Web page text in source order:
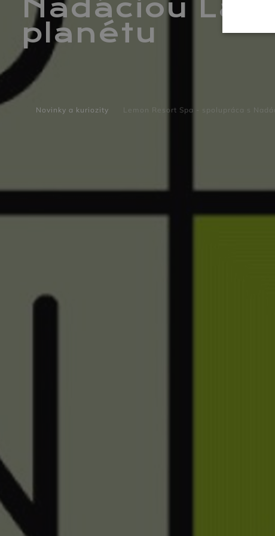
Nadáciou Las
planétu
Novinky a kuriozity Lemon Resort Spa - spolupráca s